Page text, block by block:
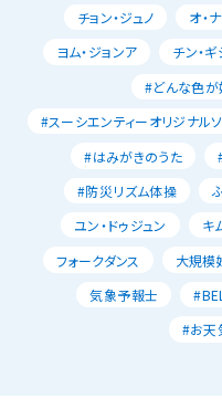
チョン・ジュノ
オ・
ヨム・ジョンア
チン・ギ
#どんな色が
#スーシエンティーオリジナル
#はみがきのうた
#防災リズム体操
ユン・ドゥジュン
キ
フォークダンス
大規模
気象予報士
#お天